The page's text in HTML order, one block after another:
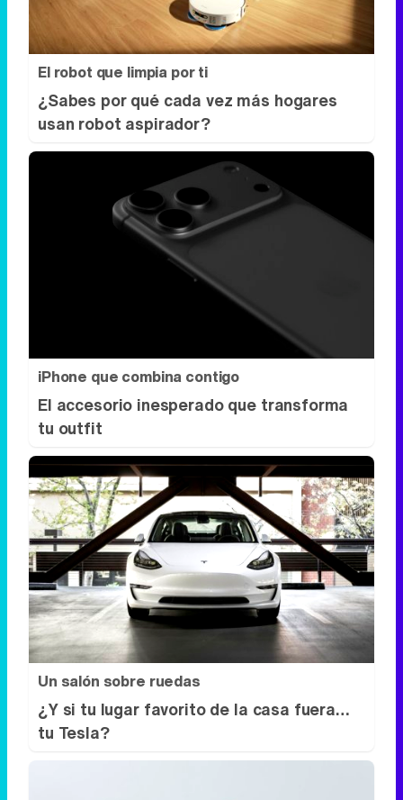
El robot que limpia por ti
¿Sabes por qué cada vez más hogares
usan robot aspirador?
iPhone que combina contigo
El accesorio inesperado que transforma
tu outfit
Un salón sobre ruedas
¿Y si tu lugar favorito de la casa fuera…
tu Tesla?